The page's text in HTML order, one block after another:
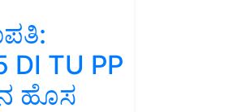
DI TU PP
ಹೊಸ